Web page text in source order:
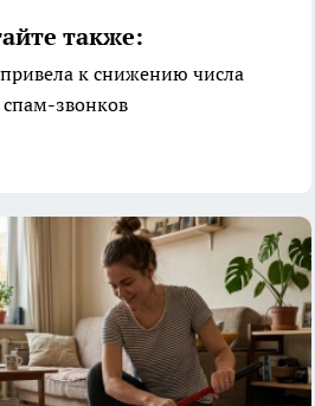
также:
к снижению числа
звонков